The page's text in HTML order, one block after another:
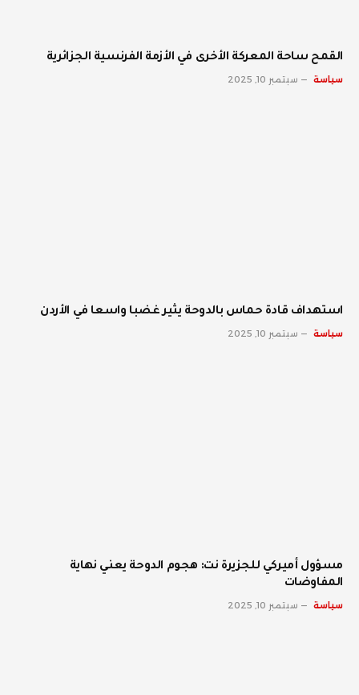
القمح ساحة المعركة الأخرى في الأزمة الفرنسية الجزائرية
سياسة سبتمبر 10, 2025
استهداف قادة حماس بالدوحة يثير غضبا واسعا في الأردن
سياسة سبتمبر 10, 2025
مسؤول أميركي للجزيرة نت: هجوم الدوحة يعني نهاية
المفاوضات
سياسة سبتمبر 10, 2025